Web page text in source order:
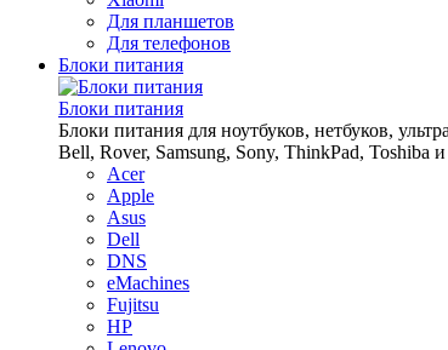
Для планшетов
Для телефонов
Блоки питания
Блоки питания
Блоки питания для ноутбуков, нетбуков,
Bell, Rover, Samsung, Sony, ThinkPad, Toshiba
Acer
Apple
Asus
Dell
DNS
eMachines
Fujitsu
HP